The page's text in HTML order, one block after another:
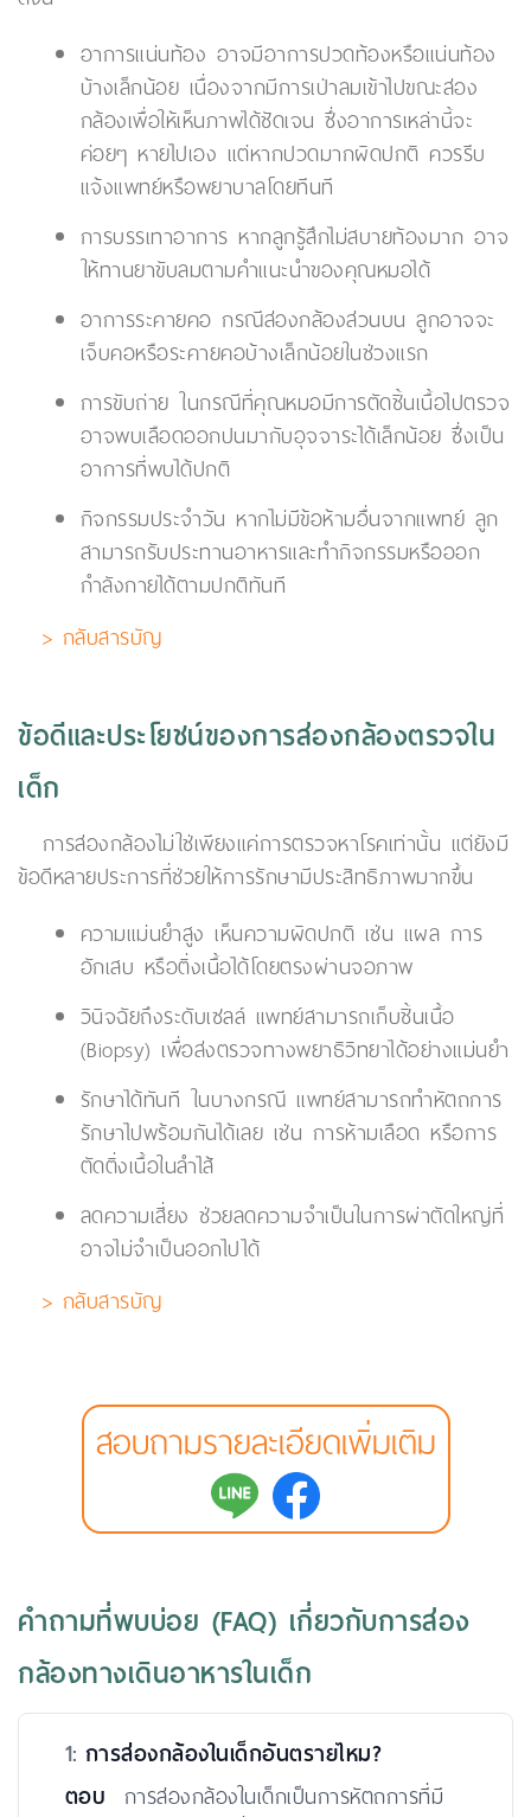
อาการแน่นท้อง อาจมีอาการปวดท้องหรือแน่นท้อง
บ้างเล็กน้อย เนื่องจากมีการเป่าลมเข้าไปขณะส่อง
กล้องเพื่อให้เห็นภาพได้ชัดเจน ซึ่งอาการเหล่านี้จะ
ค่อยๆ หายไปเอง แต่หากปวดมากผิดปกติ ควรรีบ
แจ้งแพทย์หรือพยาบาลโดยทีนที
การบรรเทาอาการ หากลูกรู้สึกไม่สบายท้องมาก อาจ
ให้ทานยาขับลมตามคำแนะนำของคุณหมอได้
อาการระคายคอ กรณีส่องกล้องส่วนบน ลูกอาจจะ
เจ็บคอหรือระคายคอบ้างเล็กน้อยในช่วงแรก
การขับถ่าย ในกรณีที่คุณหมอมีการตัดชิ้นเนื้อไปตรวจ
อาจพบเลือดออกปนมากับอุจจาระได้เล็กน้อย ซึ่งเป็น
อาการที่พบได้ปกติ
กิจกรรมประจำวัน หากไม่มีข้อห้ามอื่นจากแพทย์ ลูก
สามารถรับประทานอาหารและทำกิจกรรมหรือออก
กำลังกายได้ตามปกติทันที
> กลับสารบัญ
ข้อดีและประโยชน์ของการส่องกล้องตรวจใน
เด็ก
การส่องกล้องไม่ใช่เพียงแค่การตรวจหาโรคเท่านั้น แต่ยังมี
ข้อดีหลายประการที่ช่วยให้การรักษามีประสิทธิภาพมากขึ้น
ความแม่นยำสูง เห็นความผิดปกติ เช่น แผล การ
อักเสบ หรือติ่งเนื้อได้โดยตรงผ่านจอภาพ
วินิจฉัยถึงระดับเซลล์ แพทย์สามารถเก็บชิ้นเนื้อ
(Biopsy) เพื่อส่งตรวจทางพยาธิวิทยาได้อย่างแม่นยำ
รักษาได้ทันที ในบางกรณี แพทย์สามารถทำหัตถการ
รักษาไปพร้อมกันได้เลย เช่น การห้ามเลือด หรือการ
ตัดติ่งเนื้อในลำไส้
ลดความเสี่ยง ช่วยลดความจำเป็นในการผ่าตัดใหญ่ที่
อาจไม่จำเป็นออกไปได้
> กลับสารบัญ
สอบถามรายละเอียดเพิ่มเติม
คำถามที่พบบ่อย (FAQ) เกี่ยวกับการส่อง
กล้องทางเดินอาหารในเด็ก
1: การส่องกล้องในเด็กอันตรายไหม?
ตอบ การส่องกล้องในเด็กเป็นการหัตถการที่มี